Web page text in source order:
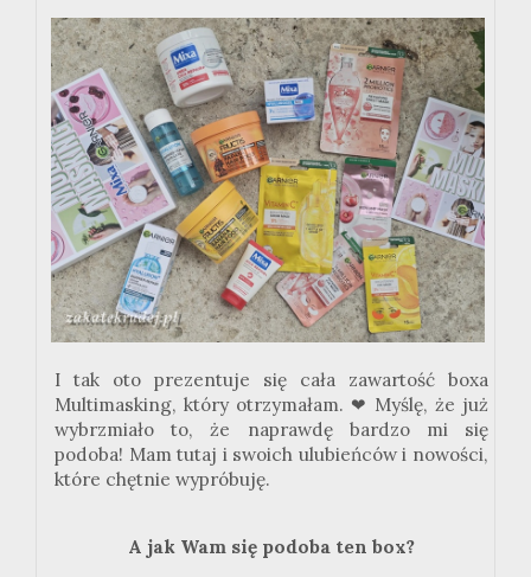
I tak oto prezentuje się cała zawartość boxa
Multimasking, który otrzymałam. ❤ Myślę, że już
wybrzmiało to, że naprawdę bardzo mi się
podoba! Mam tutaj i swoich ulubieńców i nowości,
które chętnie wypróbuję.
A jak Wam się podoba ten box?